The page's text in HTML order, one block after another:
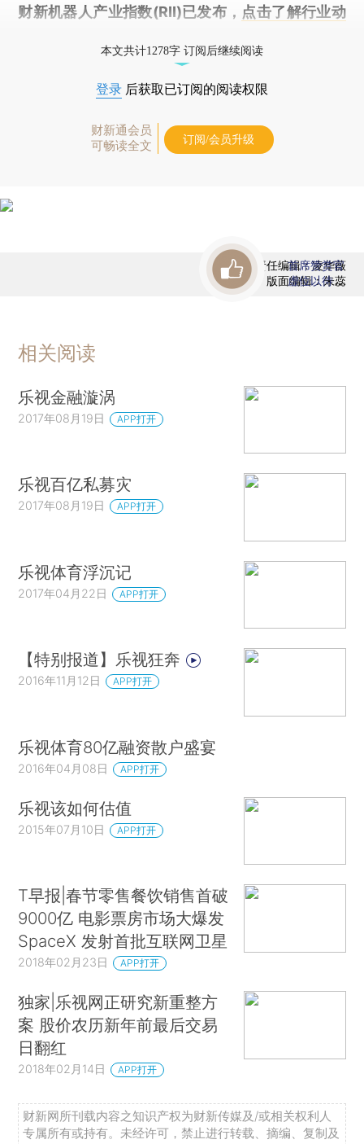
财新机器人产业指数(RII)已发布， 点击了解行业动
本文共计1278字 订阅后继续阅读
登录 后获取已订阅的阅读权限
财新通会员
可畅读全文
订阅/会员升级
责任编辑：凌华薇
版面编辑：朱蕊
首席赞赏官
虚位以待
相关阅读
乐视金融漩涡
2017年08月19日 APP打开
乐视百亿私募灾
2017年08月19日 APP打开
乐视体育浮沉记
2017年04月22日 APP打开
【特别报道】乐视狂奔
2016年11月12日 APP打开
乐视体育80亿融资散户盛宴
2016年04月08日 APP打开
乐视该如何估值
2015年07月10日 APP打开
T早报|春节零售餐饮销售首破
9000亿 电影票房市场大爆发
SpaceX 发射首批互联网卫星
2018年02月23日 APP打开
独家|乐视网正研究新重整方
案 股价农历新年前最后交易
日翻红
2018年02月14日 APP打开
财新网所刊载内容之知识产权为财新传媒及/或相关权利人
专属所有或持有。未经许可，禁止进行转载、摘编、复制及